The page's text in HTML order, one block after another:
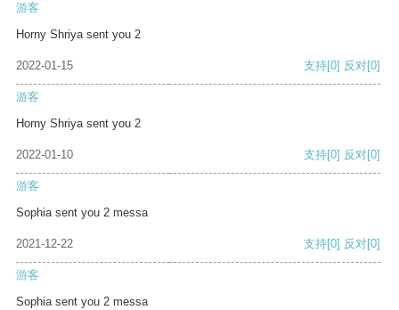
游客
Horny Shriya sent you 2
2022-01-15 支持[0] 反对[0]
游客
Horny Shriya sent you 2
2022-01-10 支持[0] 反对[0]
游客
Sophia sent you 2 messa
2021-12-22 支持[0] 反对[0]
游客
Sophia sent you 2 messa